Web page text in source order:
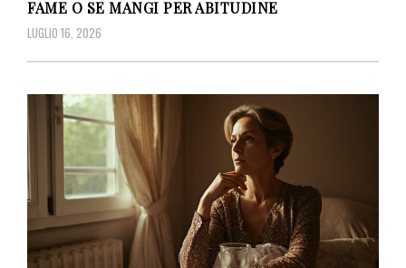
FAME O SE MANGI PER ABITUDINE
LUGLIO 16, 2026